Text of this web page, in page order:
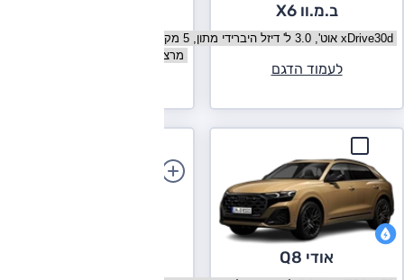
ב.מ.וו X6
בחר גרסה ב.מ.וו X6
לעמוד הדגם
בחר גרסה מרצדס GLE קופה
אודי Q8